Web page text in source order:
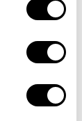
aux
:
plusieurs